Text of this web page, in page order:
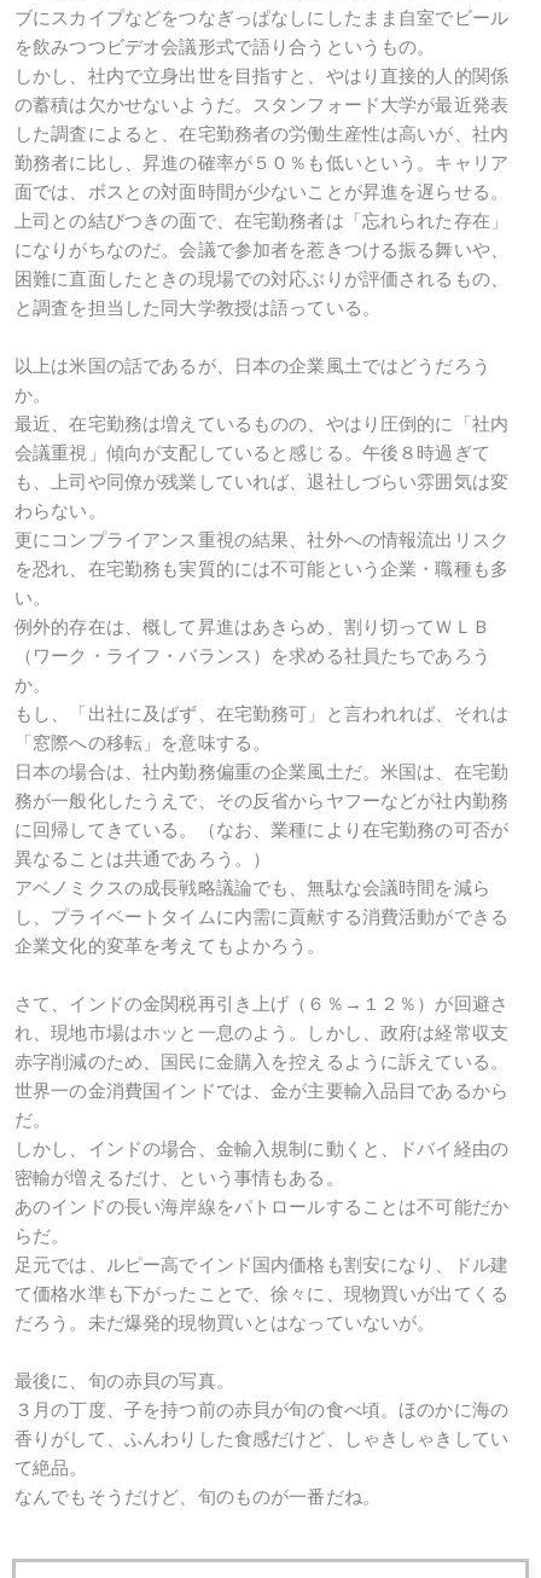
ブにスカイプなどをつなぎっぱなしにしたまま自室でビール
を飲みつつビデオ会議形式で語り合うというもの。
しかし、社内で立身出世を目指すと、やはり直接的人的関係
の蓄積は欠かせないようだ。スタンフォード大学が最近発表
した調査によると、在宅勤務者の労働生産性は高いが、社内
勤務者に比し、昇進の確率が５０％も低いという。キャリア
面では、ボスとの対面時間が少ないことが昇進を遅らせる。
上司との結びつきの面で、在宅勤務者は「忘れられた存在」
になりがちなのだ。会議で参加者を惹きつける振る舞いや、
困難に直面したときの現場での対応ぶりが評価されるもの、
と調査を担当した同大学教授は語っている。
以上は米国の話であるが、日本の企業風土ではどうだろう
か。
最近、在宅勤務は増えているものの、やはり圧倒的に「社内
会議重視」傾向が支配していると感じる。午後８時過ぎて
も、上司や同僚が残業していれば、退社しづらい雰囲気は変
わらない。
更にコンプライアンス重視の結果、社外への情報流出リスク
を恐れ、在宅勤務も実質的には不可能という企業・職種も多
い。
例外的存在は、概して昇進はあきらめ、割り切ってＷＬＢ
（ワーク・ライフ・バランス）を求める社員たちであろう
か。
もし、「出社に及ばず、在宅勤務可」と言われれば、それは
「窓際への移転」を意味する。
日本の場合は、社内勤務偏重の企業風土だ。米国は、在宅勤
務が一般化したうえで、その反省からヤフーなどが社内勤務
に回帰してきている。（なお、業種により在宅勤務の可否が
異なることは共通であろう。）
アベノミクスの成長戦略議論でも、無駄な会議時間を減ら
し、プライベートタイムに内需に貢献する消費活動ができる
企業文化的変革を考えてもよかろう。
さて、インドの金関税再引き上げ（６％→１２％）が回避さ
れ、現地市場はホッと一息のよう。しかし、政府は経常収支
赤字削減のため、国民に金購入を控えるように訴えている。
世界一の金消費国インドでは、金が主要輸入品目であるから
だ。
しかし、インドの場合、金輸入規制に動くと、ドバイ経由の
密輸が増えるだけ、という事情もある。
あのインドの長い海岸線をパトロールすることは不可能だか
らだ。
足元では、ルピー高でインド国内価格も割安になり、ドル建
て価格水準も下がったことで、徐々に、現物買いが出てくる
だろう。未だ爆発的現物買いとはなっていないが。
最後に、旬の赤貝の写真。
３月の丁度、子を持つ前の赤貝が旬の食べ頃。ほのかに海の
香りがして、ふんわりした食感だけど、しゃきしゃきしてい
て絶品。
なんでもそうだけど、旬のものが一番だね。